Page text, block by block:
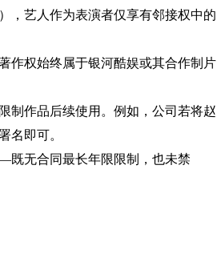
，艺人作为表演者仅享有邻接权中的
作权始终属于银河酷娱或其合作制片
制作品后续使用。例如，公司若将赵
名即可。
既无合同最长年限限制，也未禁